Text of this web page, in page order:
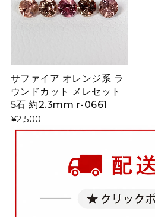
サファイア オレンジ系 ラ
ウンドカット メレセット
5石 約2.3mm r-0661
¥2,500